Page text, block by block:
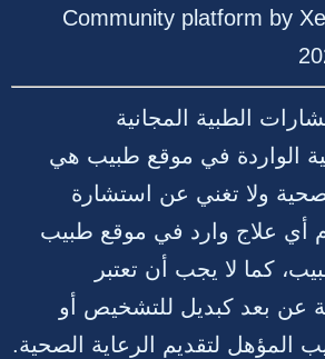
Community platform by
الطبية المجانية
الواردة في موقع طبيب هي
ولا تغني عن استشارة
أي علاج وارد في موقع طبيب
كما لا يجب أن تعتبر
عن بعد كبديل للتشخيص أو
المؤهل لتقديم الرعاية الصحية.